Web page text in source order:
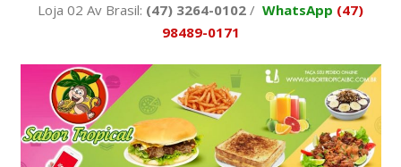
Loja 02 Av Brasil: (47) 3264-0102 / WhatsApp (47)
98489-0171